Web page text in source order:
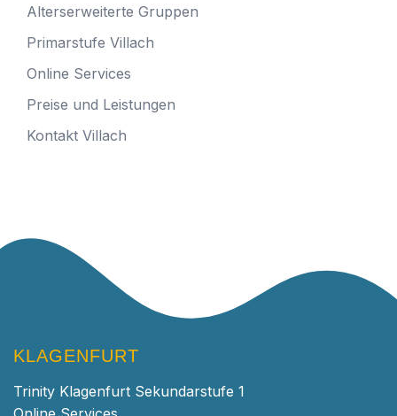
Alterserweiterte Gruppen
Primarstufe Villach
Online Services
Preise und Leistungen
Kontakt Villach
KLAGENFURT
Trinity Klagenfurt Sekundarstufe 1